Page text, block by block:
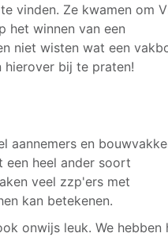
vinden. Ze kwamen om
het winnen van een
niet wisten wat een
hierover bij te praten!
aannemers en
heel ander soort
veel zzp'ers met
kan betekenen.
onwijs leuk. We hebben